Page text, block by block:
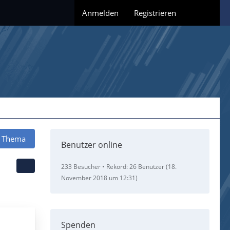
Anmelden Registrieren
Benutzer online
233 Besucher Rekord: 26 Benutzer (18.
November 2018 um 12:31)
Spenden